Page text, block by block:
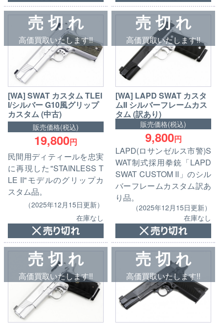
売 切 れ
高価買取いたします!!
[WA] SWAT カスタム TLEI
I/シルバー G10風グリップ
カスタム (中古)
販売価格(税込)
19,800円
民間用ディティールを忠実
に再現した"STAINLESS T
LE II"モデルのグリップカ
スタム品。
（2025年12月15日更新）
在庫なし
売 切 れ
高価買取いたします!!
[WA] LAPD SWAT カスタ
ムII シルバーフレームカス
タム (訳あり)
販売価格(税込)
9,800円
LAPD(ロサンゼルス市警)S
WAT制式採用拳銃「LAPD
SWAT CUSTOM II」のシル
バーフレームカスタム訳あ
り品。
（2025年12月15日更新）
在庫なし
売 切 れ
高価買取いたします!!
売 切 れ
高価買取いたします!!